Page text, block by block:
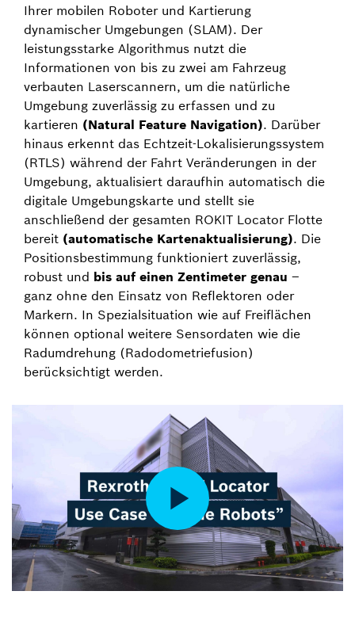
Ihrer mobilen Roboter und Kartierung
dynamischer Umgebungen (SLAM). Der
leistungsstarke Algorithmus nutzt die
Informationen von bis zu zwei am Fahrzeug
verbauten Laserscannern, um die natürliche
Umgebung zuverlässig zu erfassen und zu
kartieren (Natural Feature Navigation). Darüber
hinaus erkennt das Echtzeit-Lokalisierungssystem
(RTLS) während der Fahrt Veränderungen in der
Umgebung, aktualisiert daraufhin automatisch die
digitale Umgebungskarte und stellt sie
anschließend der gesamten ROKIT Locator Flotte
bereit (automatische Kartenaktualisierung). Die
Positionsbestimmung funktioniert zuverlässig,
robust und bis auf einen Zentimeter genau –
ganz ohne den Einsatz von Reflektoren oder
Markern. In Spezialsituation wie auf Freiflächen
können optional weitere Sensordaten wie die
Radumdrehung (Radodometriefusion)
berücksichtigt werden.